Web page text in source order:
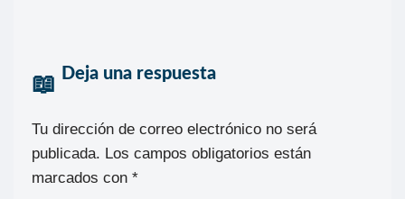
Deja una respuesta
Tu dirección de correo electrónico no será
publicada. Los campos obligatorios están
marcados con *